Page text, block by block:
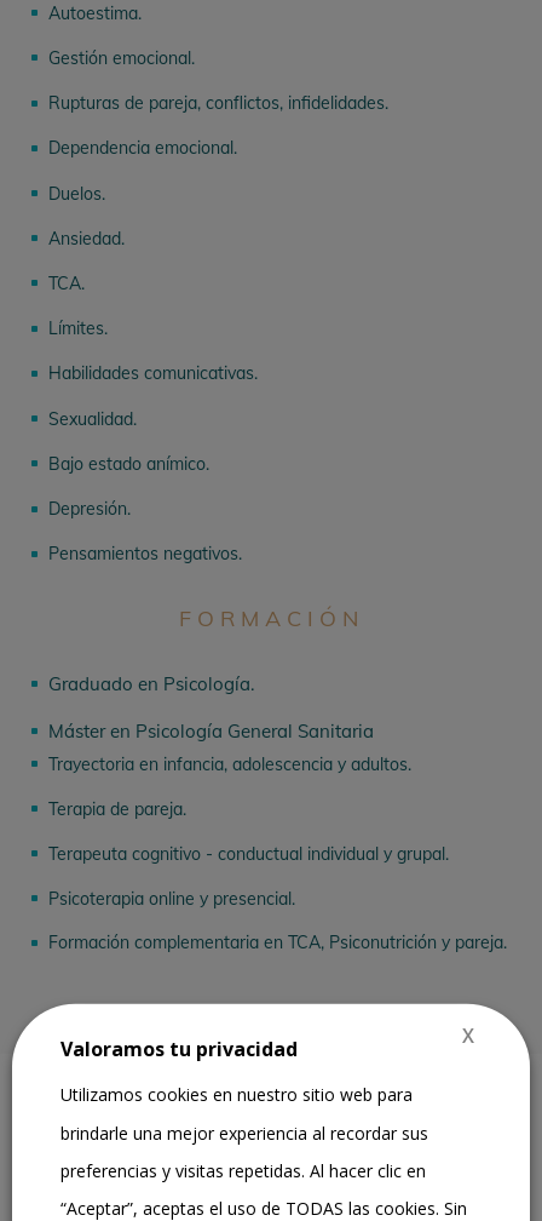
^ Autoestima.
^ Gestión emocional.
^ Rupturas de pareja, conflictos, infidelidades.
^ Dependencia emocional.
^ Duelos.
^ Ansiedad.
^ TCA.
^ Límites.
^ Habilidades comunicativas.
^ Sexualidad.
^ Bajo estado anímico.
^ Depresión.
^ Pensamientos negativos.
FORMACIÓN
^ Graduado en Psicología.
^ Máster en Psicología General Sanitaria
^ Trayectoria en infancia, adolescencia y adultos.
^ Terapia de pareja.
^ Terapeuta cognitivo - conductual individual y grupal.
^ Psicoterapia online y presencial.
^ Formación complementaria en TCA, Psiconutrición y pareja.
X
Valoramos tu privacidad
Utilizamos cookies en nuestro sitio web para
brindarle una mejor experiencia al recordar sus
preferencias y visitas repetidas. Al hacer clic en
“Aceptar”, aceptas el uso de TODAS las cookies. Sin